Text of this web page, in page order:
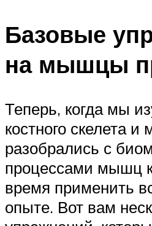
Базовые
на мышцы
Теперь, когда мы
костного скелета
разобрались с
процессами мышц
время применить
опыте. Вот вам